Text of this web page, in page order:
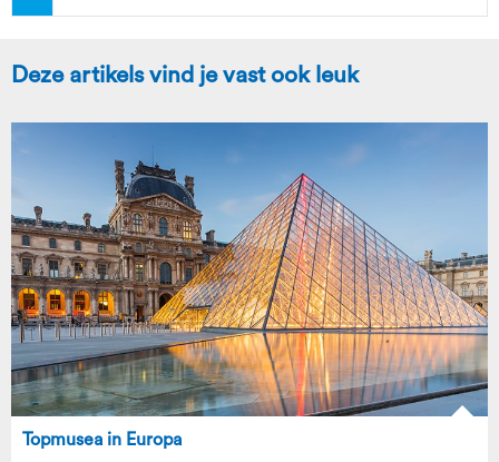
Deze artikels vind je vast ook leuk
Topmusea in Europa